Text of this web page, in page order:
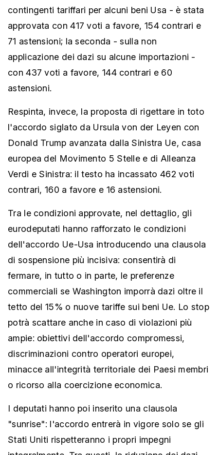
contingenti tariffari per alcuni beni Usa - è stata
approvata con 417 voti a favore, 154 contrari e
71 astensioni; la seconda - sulla non
applicazione dei dazi su alcune importazioni -
con 437 voti a favore, 144 contrari e 60
astensioni.
Respinta, invece, la proposta di rigettare in toto
l'accordo siglato da Ursula von der Leyen con
Donald Trump avanzata dalla Sinistra Ue, casa
europea del Movimento 5 Stelle e di Alleanza
Verdi e Sinistra: il testo ha incassato 462 voti
contrari, 160 a favore e 16 astensioni.
Tra le condizioni approvate, nel dettaglio, gli
eurodeputati hanno rafforzato le condizioni
dell'accordo Ue-Usa introducendo una clausola
di sospensione più incisiva: consentirà di
fermare, in tutto o in parte, le preferenze
commerciali se Washington imporrà dazi oltre il
tetto del 15% o nuove tariffe sui beni Ue. Lo stop
potrà scattare anche in caso di violazioni più
ampie: obiettivi dell'accordo compromessi,
discriminazioni contro operatori europei,
minacce all'integrità territoriale dei Paesi membri
o ricorso alla coercizione economica.
I deputati hanno poi inserito una clausola
"sunrise": l'accordo entrerà in vigore solo se gli
Stati Uniti rispetteranno i propri impegni